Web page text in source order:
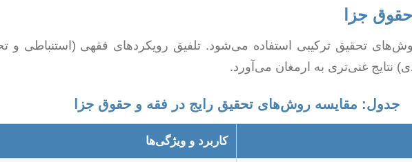
جزا
تحقیق ترکیبی استفاده می‌شود. تلفیق رویکردهای فقهی (استنباطی و
نتایج غنی‌تری به ارمغان می‌آورد.
جدول: مقایسه روش‌های تحقیق رایج در فقه و حقوق جزا
کاربرد و ویژگی‌ها